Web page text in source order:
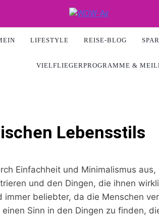
LIFESTYLE REISE-BLOG
VIELFLIEGERPROGRAMME &
Lebensstils
Einfachheit und Minimalismus aus,
und den Dingen, die ihnen
beliebter, da die Menschen
Sinn in den Dingen zu finden,